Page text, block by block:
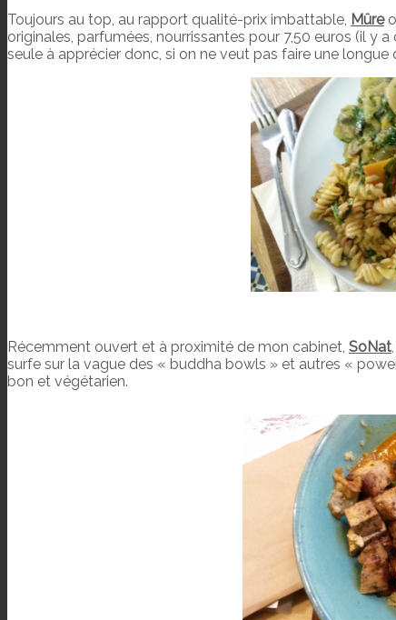
Toujours au top, au rapport qualité-prix imbattable, Mûre
originales, parfumées, nourrissantes pour 7,50 euros (il y
seule à apprécier donc, si on ne veut pas faire une
Récemment ouvert et à proximité de mon cabinet, SoNat
surfe sur la vague des « buddha bowls » et autres «
bon et végétarien.